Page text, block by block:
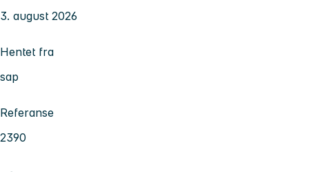
3. august 2026
Hentet fra
sap
Referanse
2390